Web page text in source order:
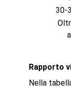
30-
Rapporto
Nella